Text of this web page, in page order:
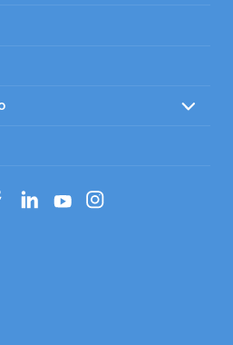
LinkedInYouTubeInstagram